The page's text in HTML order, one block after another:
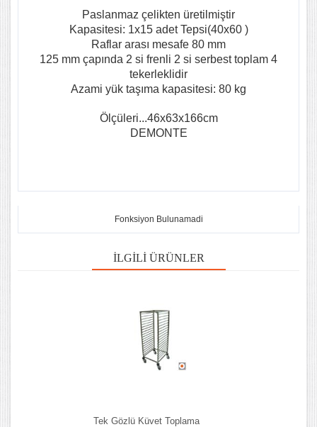
Paslanmaz çelikten üretilmiştir
Kapasitesi: 1x15 adet Tepsi(40x60 )
Raflar arası mesafe 80 mm
125 mm çapında 2 si frenli 2 si serbest toplam 4
tekerleklidir
Azami yük taşıma kapasitesi: 80 kg
Ölçüleri...46x63x166cm
DEMONTE
Fonksiyon Bulunamadi
İLGILI ÜRÜNLER
Tek Gözlü Küvet Toplama